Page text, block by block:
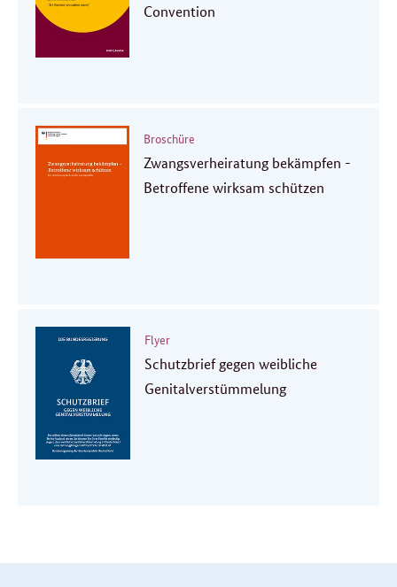
Convention
Broschüre
Zwangsverheiratung bekämpfen -
Betroffene wirksam schützen
Flyer
Schutzbrief gegen weibliche
Genitalverstümmelung